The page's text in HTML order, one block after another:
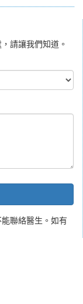
請讓我們知道。
聯絡醫生。如有